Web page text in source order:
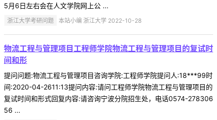
5月6日左右会在人文学院网上公 ...
浙江大学考研问题 本站小编 浙江大学 2022-10-28
物流工程与管理项目工程师学院物流工程与管理项目的复试时
间和形
提问问题:物流工程与管理项目咨询学院:工程师学院提问人:18***99时
间:2020-04-2611:13提问内容:请问工程师学院物流工程与管理项目的
复试时间和形式回复内容:请咨询宁波分院招生处，电话0574-278306
56 ...